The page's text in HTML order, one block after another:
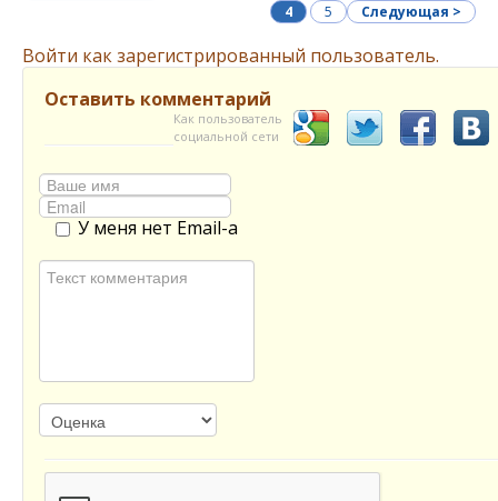
4
5 Следующая >
Войти как зарегистрированный пользователь.
Оставить комментарий
Как пользователь
социальной сети
У меня нет Email-а